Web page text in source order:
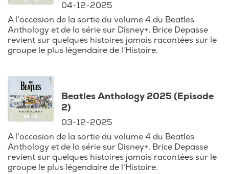
Balavoine, Serge
Gainsbourg,
France Gall, Michel
Sardou, et Blondie,
musique et cinéma,
des bandes
légendaires. Ce
podcast vous fait
revivre l’esprit de
04-12-2025
A l'occasion de la sortie du volume 4 du Beatles
Anthology et de la série sur Disney+, Brice Depasse
revient sur quelques histoires jamais racontées sur le
groupe le plus légendaire de l'Histoire.
Beatles Anthology 2025 (Episode
2)
03-12-2025
A l'occasion de la sortie du volume 4 du Beatles
Anthology et de la série sur Disney+, Brice Depasse
revient sur quelques histoires jamais racontées sur le
groupe le plus légendaire de l'Histoire.